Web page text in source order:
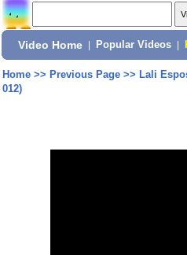
Video Home Popular Videos
Home>> Previous Page>> Lali
012)